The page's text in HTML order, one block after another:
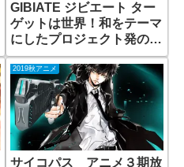
GIBIATE ジビエート ター
ゲットは世界！和をテーマ
にしたプロジェクト発のオ
リジナルアニメ無料で見ら
れる動画配信サイトはあ
る？
2019秋アニメ
サイコパス アニメ３期放